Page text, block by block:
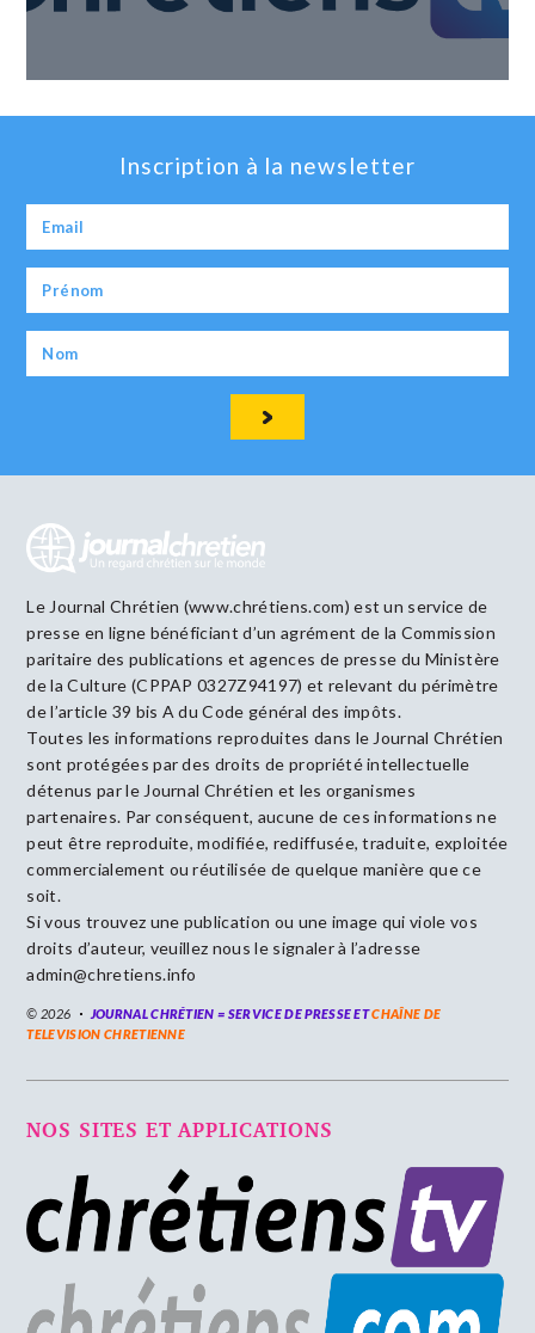
Inscription à la newsletter
Le Journal Chrétien (www.chrétiens.com) est un service de
presse en ligne bénéficiant d’un agrément de la Commission
paritaire des publications et agences de presse du Ministère
de la Culture (CPPAP 0327Z94197) et relevant du périmètre
de l’article 39 bis A du Code général des impôts.
Toutes les informations reproduites dans le Journal Chrétien
sont protégées par des droits de propriété intellectuelle
détenus par le Journal Chrétien et les organismes
partenaires. Par conséquent, aucune de ces informations ne
peut être reproduite, modifiée, rediffusée, traduite, exploitée
commercialement ou réutilisée de quelque manière que ce
soit.
Si vous trouvez une publication ou une image qui viole vos
droits d’auteur, veuillez nous le signaler à l’adresse
admin@chretiens.info
© 2026 JOURNAL CHRÉTIEN = SERVICE DE PRESSE ETCHAÎNE DE
TELEVISION CHRETIENNE
NOS SITES ET APPLICATIONS